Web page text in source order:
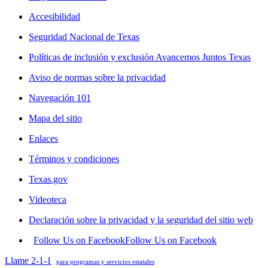
Accesibilidad
Seguridad Nacional de Texas
Políticas de inclusión y exclusión Avancemos Juntos Texas
Aviso de normas sobre la privacidad
Navegación 101
Mapa del sitio
Enlaces
Términos y condiciones
Texas.gov
Videoteca
Declaración sobre la privacidad y la seguridad del sitio web
Follow Us on FacebookFollow Us on Facebook
Llame 2-1-1
para programas y servicios estatales